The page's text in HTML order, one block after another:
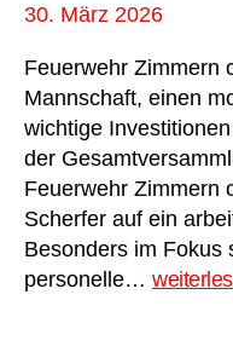
30. März 2026
Feuerwehr Zimmern
Mannschaft, einen
wichtige
der
Feuerwehr Zimmern
Scherfer auf ein
Besonders im Fokus
personelle…